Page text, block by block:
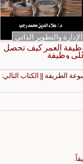
الإدارة والتطوير الذاتي
العمر كيف تحصل
وظيفة
الطريفة || الكتاب التالي: